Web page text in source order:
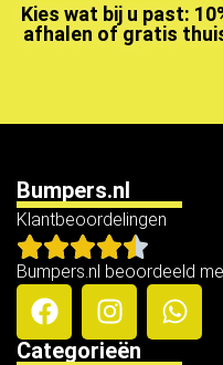
Kies wat bij u past:
afhalen of gratis
Bumpers.nl
Klantbeoordelingen
Bumpers.nl beoordeeld
Categorieën